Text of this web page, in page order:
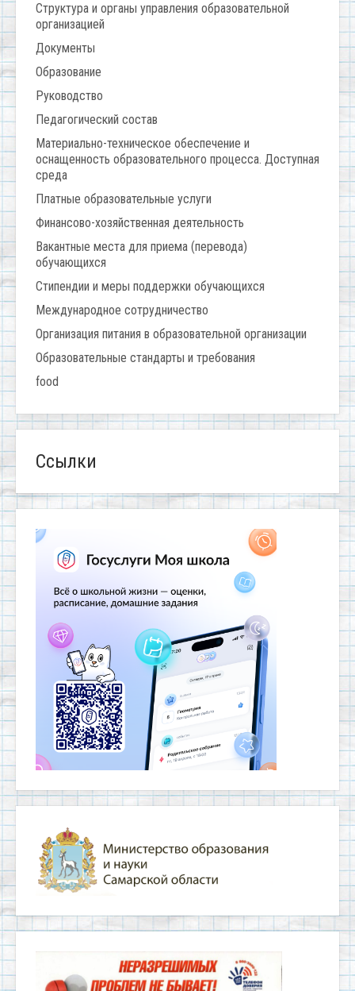
Структура и органы управления образовательной
организацией
Документы
Образование
Руководство
Педагогический состав
Материально-техническое обеспечение и
оснащенность образовательного процесса. Доступная
среда
Платные образовательные услуги
Финансово-хозяйственная деятельность
Вакантные места для приема (перевода)
обучающихся
Стипендии и меры поддержки обучающихся
Международное сотрудничество
Организация питания в образовательной организации
Образовательные стандарты и требования
food
Ссылки